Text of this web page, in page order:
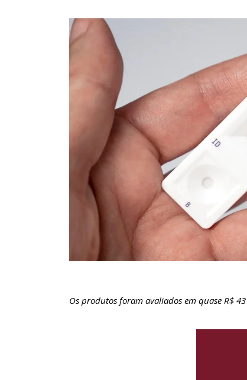
Os produtos foram avaliados em quase R$